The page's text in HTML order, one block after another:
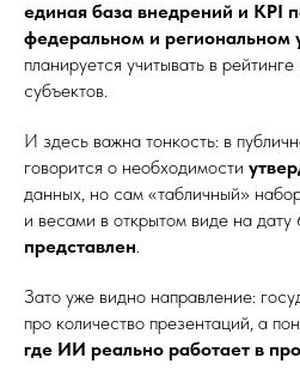
единая база внедрений и KPI
федеральном и региональном
планируется учитывать в
субъектов.
И здесь важна тонкость: в
говорится о необходимости
данных, но сам «табличный»
и весами в открытом виде на
представлен
Зато уже видно направление:
про количество презентаций, а
где ИИ реально работает в